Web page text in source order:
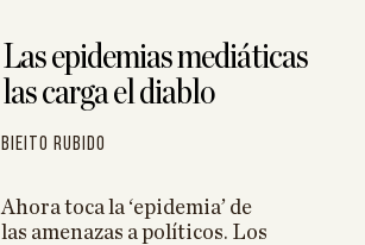
Las epidemias mediáticas
las carga el diablo
Bieito Rubido
Ahora toca la ‘epidemia’ de
las amenazas a políticos. Los